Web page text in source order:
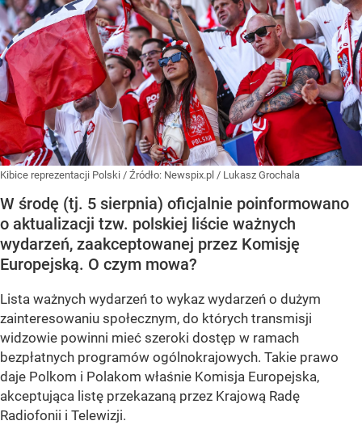
Kibice reprezentacji Polski / Źródło: Newspix.pl / Lukasz Grochala
W środę (tj. 5 sierpnia) oficjalnie poinformowano
o aktualizacji tzw. polskiej liście ważnych
wydarzeń, zaakceptowanej przez Komisję
Europejską. O czym mowa?
Lista ważnych wydarzeń to wykaz wydarzeń o dużym
zainteresowaniu społecznym, do których transmisji
widzowie powinni mieć szeroki dostęp w ramach
bezpłatnych programów ogólnokrajowych. Takie prawo
daje Polkom i Polakom właśnie Komisja Europejska,
akceptująca listę przekazaną przez Krajową Radę
Radiofonii i Telewizji.